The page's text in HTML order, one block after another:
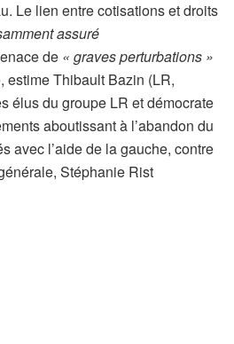
Le lien entre cotisations et droits
assuré
de « graves perturbations »
estime Thibault Bazin (LR,
élus du groupe LR et démocrate
aboutissant à l’abandon du
avec l’aide de la gauche, contre
Stéphanie Rist